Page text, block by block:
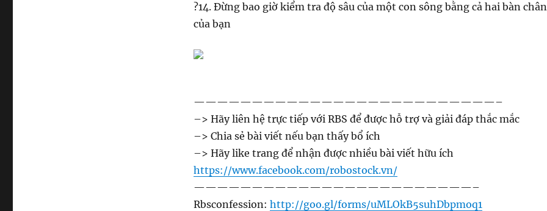
?14. Đừng bao giờ kiểm tra độ sâu của một con sông bằng cả hai bàn chân
của bạn
——————————————————————————–
–> Hãy liên hệ trực tiếp với RBS để được hỗ trợ và giải đáp thắc mắc
–> Chia sẻ bài viết nếu bạn thấy bổ ích
–> Hãy like trang để nhận được nhiều bài viết hữu ích
https://www.facebook.com/robostock.vn/
————————————————————————–
Rbsconfession: http://goo.gl/forms/uMLOkB5suhDbpmoq1